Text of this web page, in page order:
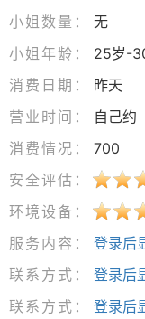
小姐数量：
无
小姐年龄：
25岁-
消费日期：
昨天
营业时间：
自己约
消费情况：
700
安全评估：
环境设备：
服务内容：
登录后
联系方式：
登录后
联系方式：
登录后